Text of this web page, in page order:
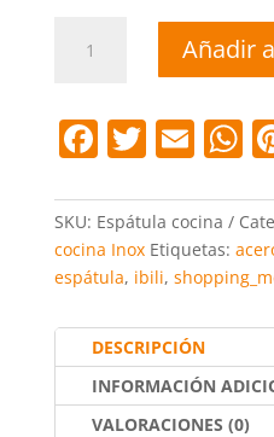
cocina
cantidad
Añadir
F
c
e
b
o
o
k
T
itt
er
E
ai
l s
A
p
p
SKU: Espátula cocina
cocina Inox Etiquetas:
espátula, ibili,
DESCRIPCIÓN
INFORMACIÓN
VALORACIONES (0)